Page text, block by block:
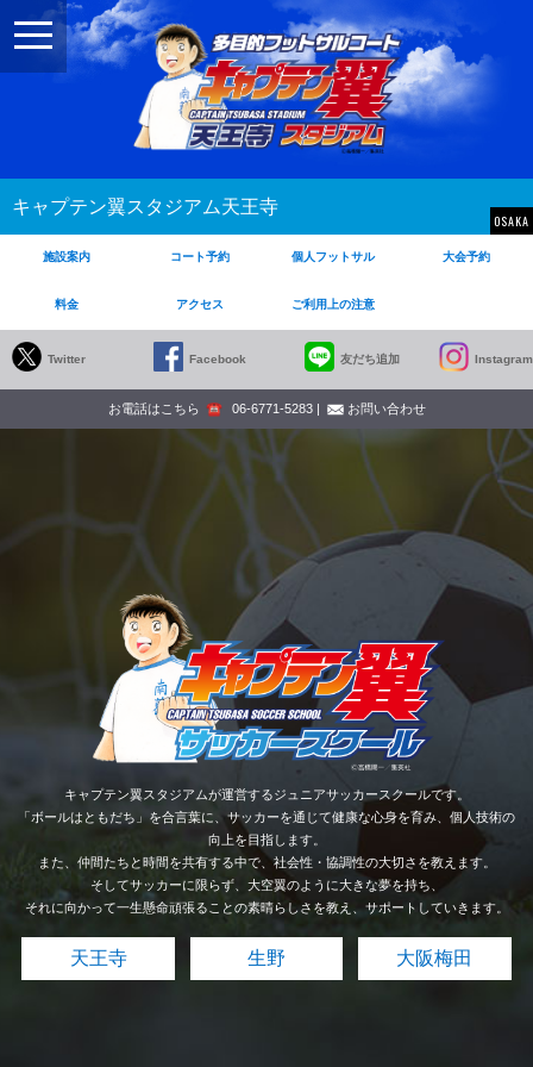
toggle
navigation
キャプテン翼スタジアム天王寺
OSAKA
施設案内 コート予約 個人フットサル 大会予約
料金 アクセス ご利用上の注意
Twitter Facebook 友だち追加 Instagram
お電話はこちら ☎ 06-6771-5283| お問い合わせ
キャプテン翼スタジアムが運営するジュニアサッカースクールです。
「ボールはともだち」を合言葉に、サッカーを通じて健康な心身を育み、個人技術の
向上を目指します。
また、仲間たちと時間を共有する中で、社会性・協調性の大切さを教えます。
そしてサッカーに限らず、大空翼のように大きな夢を持ち、
それに向かって一生懸命頑張ることの素晴らしさを教え、サポートしていきます。
天王寺 生野 大阪梅田